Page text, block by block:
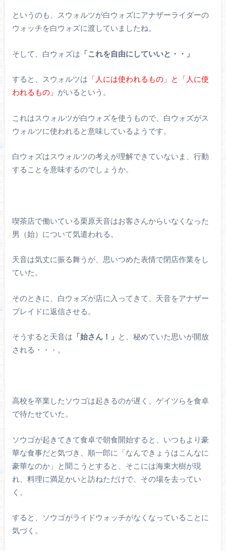
というのも、スウォルツが白ウォズにアナザーライダーの
ウォッチを白ウォズに渡していましたね。
そして、白ウォズは 「これを自由にしていいと・・」
すると、スウォルツは 「人には使われるもの」と「人に使
われるもの」 がいるという。
これはスウォルツが白ウォズを使うもので、白ウォズがス
ウォルツに使われると意味しているようです。
白ウォズはスウォルツの考えが理解できていないま、行動
することを意味するのでしょうか。
喫茶店で働いている栗原天音はお客さんからいなくなった
男（始）について気遣われる。
天音は気丈に振る舞うが、思いつめた表情で閉店作業をし
ていた。
そのときに、白ウォズが店に入ってきて、天音をアナザー
ブレイドに返信させる。
そうすると天音は 「始さん！」 と、秘めていた思いが開放
される・・・。
高校を卒業したソウゴは起きるのが遅く、ゲイツらを食卓
で待たせていた。
ソウゴが起きてきて食卓で朝食開始すると、いつもより豪
華な食事だと気づき、順一郎に「なんできょうはこんなに
豪華なのか」と聞こうとすると、そこには海東大樹が現
れ、料理に満足かいと訪ねただけで、その場を去ってい
く。
すると、ソウゴがライドウォッチがなくなっていることに
気づく。